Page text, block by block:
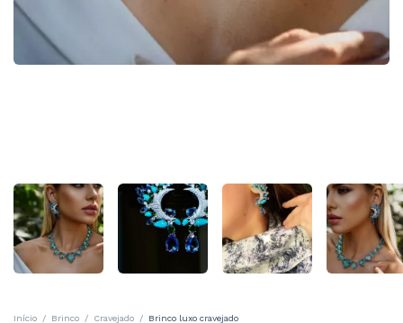
Início / Brinco / Cravejado / Brinco luxo cravejado